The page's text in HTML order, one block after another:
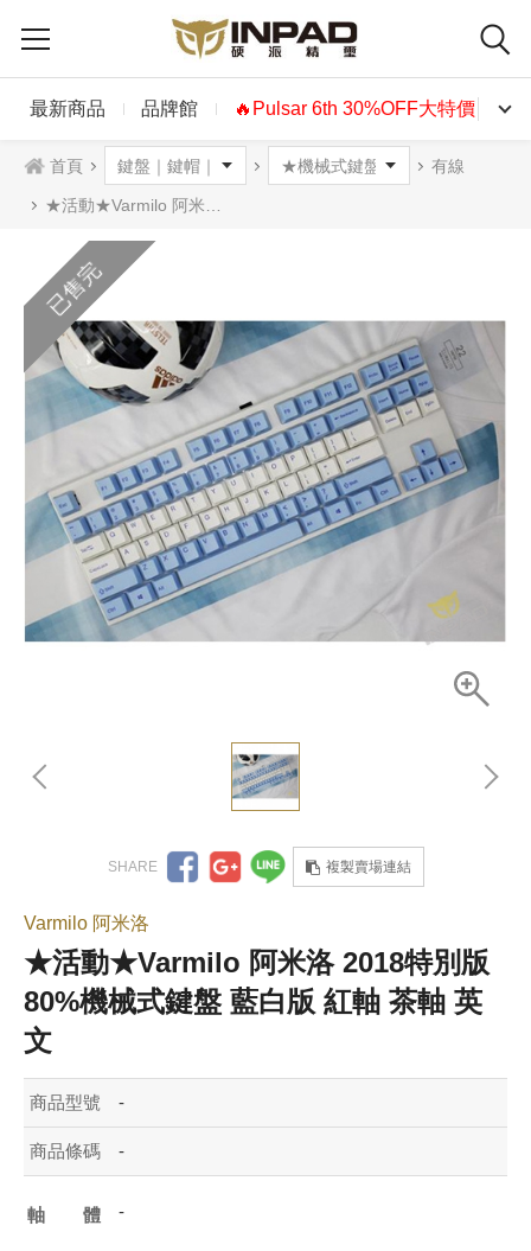
最新商品 品牌館 🔥Pulsar 6th 30%OFF大特價🔥
首頁 有線
★活動★Varmilo 阿米洛 2018特別版80%機械式鍵盤 藍白版 紅軸 茶軸 英文
已售完
複製賣場連結
Varmilo 阿米洛
★活動★Varmilo 阿米洛 2018特別版
80%機械式鍵盤 藍白版 紅軸 茶軸 英
文
商品型號 -
商品條碼 -
軸體
-